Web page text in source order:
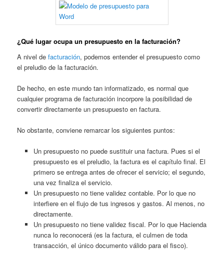
¿Qué lugar ocupa un presupuesto en la facturación?
A nivel defacturación, podemos entender el presupuesto como
el preludio de la facturación.
De hecho, en este mundo tan informatizado, es normal que
cualquier programa de facturación incorpore la posibilidad de
convertir directamente un presupuesto en factura.
No obstante, conviene remarcar los siguientes puntos:
Un presupuesto no puede sustituir una factura. Pues si el
presupuesto es el preludio, la factura es el capítulo final. El
primero se entrega antes de ofrecer el servicio; el segundo,
una vez finaliza el servicio.
Un presupuesto no tiene validez contable. Por lo que no
interfiere en el flujo de tus ingresos y gastos. Al menos, no
directamente.
Un presupuesto no tiene validez fiscal. Por lo que Hacienda
nunca lo reconocerá (es la factura, el culmen de toda
transacción, el único documento válido para el fisco).